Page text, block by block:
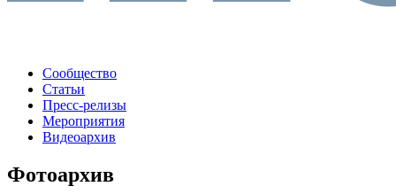
Сообщество
Статьи
Пресс-релизы
Мероприятия
Видеоархив
Фотоархив